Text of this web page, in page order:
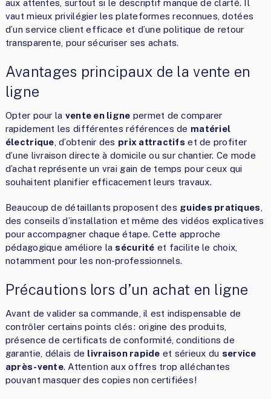
aux attentes, surtout si le descriptif manque de clarté. Il
vaut mieux privilégier les plateformes reconnues, dotées
d’un service client efficace et d’une politique de retour
transparente, pour sécuriser ses achats.
Avantages principaux de la vente en
ligne
Opter pour la vente en ligne permet de comparer
rapidement les différentes références de matériel
électrique , d’obtenir des prix attractifs et de profiter
d’une livraison directe à domicile ou sur chantier. Ce mode
d’achat représente un vrai gain de temps pour ceux qui
souhaitent planifier efficacement leurs travaux.
Beaucoup de détaillants proposent des guides pratiques
des conseils d’installation et même des vidéos explicatives
pour accompagner chaque étape. Cette approche
pédagogique améliore la sécurité et facilite le choix,
notamment pour les non-professionnels.
Précautions lors d’un achat en ligne
Avant de valider sa commande, il est indispensable de
contrôler certains points clés : origine des produits,
présence de certificats de conformité, conditions de
garantie, délais de livraison rapide et sérieux du service
après-vente. Attention aux offres trop alléchantes
pouvant masquer des copies non certifiées !